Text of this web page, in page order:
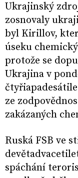
Ukrajinský
zosnovaly
byl Kirillov,
úseku
protože se
Ukrajina v
ze
zakázaných
Ruská FSB ve
spáchání